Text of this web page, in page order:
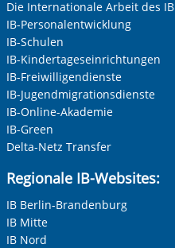
Frau
Herr
Neutrale Anrede
Unternehmen
Nachname, Vorname*
Adresse (PLZ, Ort, Strasse)
Die Internationale Arbeit des IB
IB-Personalentwicklung
IB-Schulen
IB-Kindertageseinrichtungen
IB-Freiwilligendienste
IB-Jugendmigrationsdienste
IB-Online-Akademie
IB-Green
Delta-Netz Transfer
Regionale IB-Websites:
IB Berlin-Brandenburg
IB Mitte
IB Nord